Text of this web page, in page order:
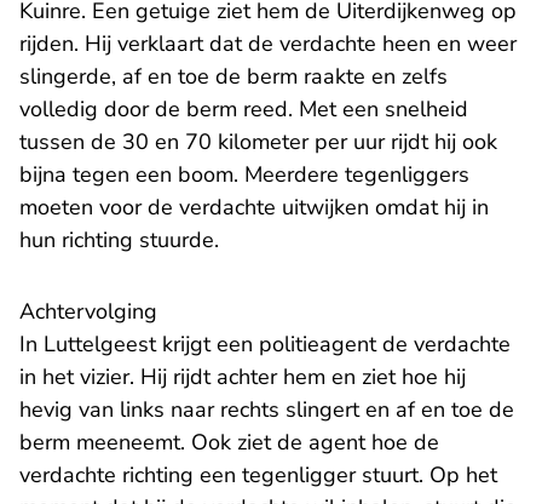
Kuinre. Een getuige ziet hem de Uiterdijkenweg op
rijden. Hij verklaart dat de verdachte heen en weer
slingerde, af en toe de berm raakte en zelfs
volledig door de berm reed. Met een snelheid
tussen de 30 en 70 kilometer per uur rijdt hij ook
bijna tegen een boom. Meerdere tegenliggers
moeten voor de verdachte uitwijken omdat hij in
hun richting stuurde.
Achtervolging
In Luttelgeest krijgt een politieagent de verdachte
in het vizier. Hij rijdt achter hem en ziet hoe hij
hevig van links naar rechts slingert en af en toe de
berm meeneemt. Ook ziet de agent hoe de
verdachte richting een tegenligger stuurt. Op het